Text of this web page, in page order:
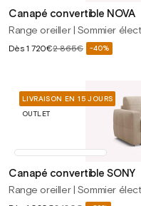
Canapé convertible NOVA
Range oreiller | Sommier
Prix
Dès 1 720€Prix
2 865€ -40%
LIVRAISON EN 15 JOURS
OUTLET
Canapé convertible SONY
Range oreiller | Sommier